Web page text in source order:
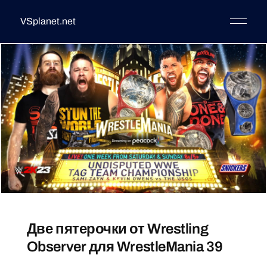
VSplanet.net
Две пятерочки от Wrestling
Observer для WrestleMania 39